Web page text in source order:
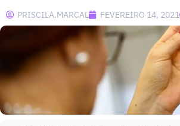
PRISCILA.MARCAL FEVEREIRO 14, 2021